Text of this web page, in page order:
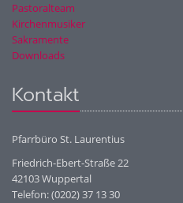
Pastoralteam
Kirchenmusiker
Sakramente
Downloads
Kontakt
Pfarrbüro St. Laurentius
Friedrich-Ebert-Straße 22
42103 Wuppertal
Telefon: (0202) 37 13 30